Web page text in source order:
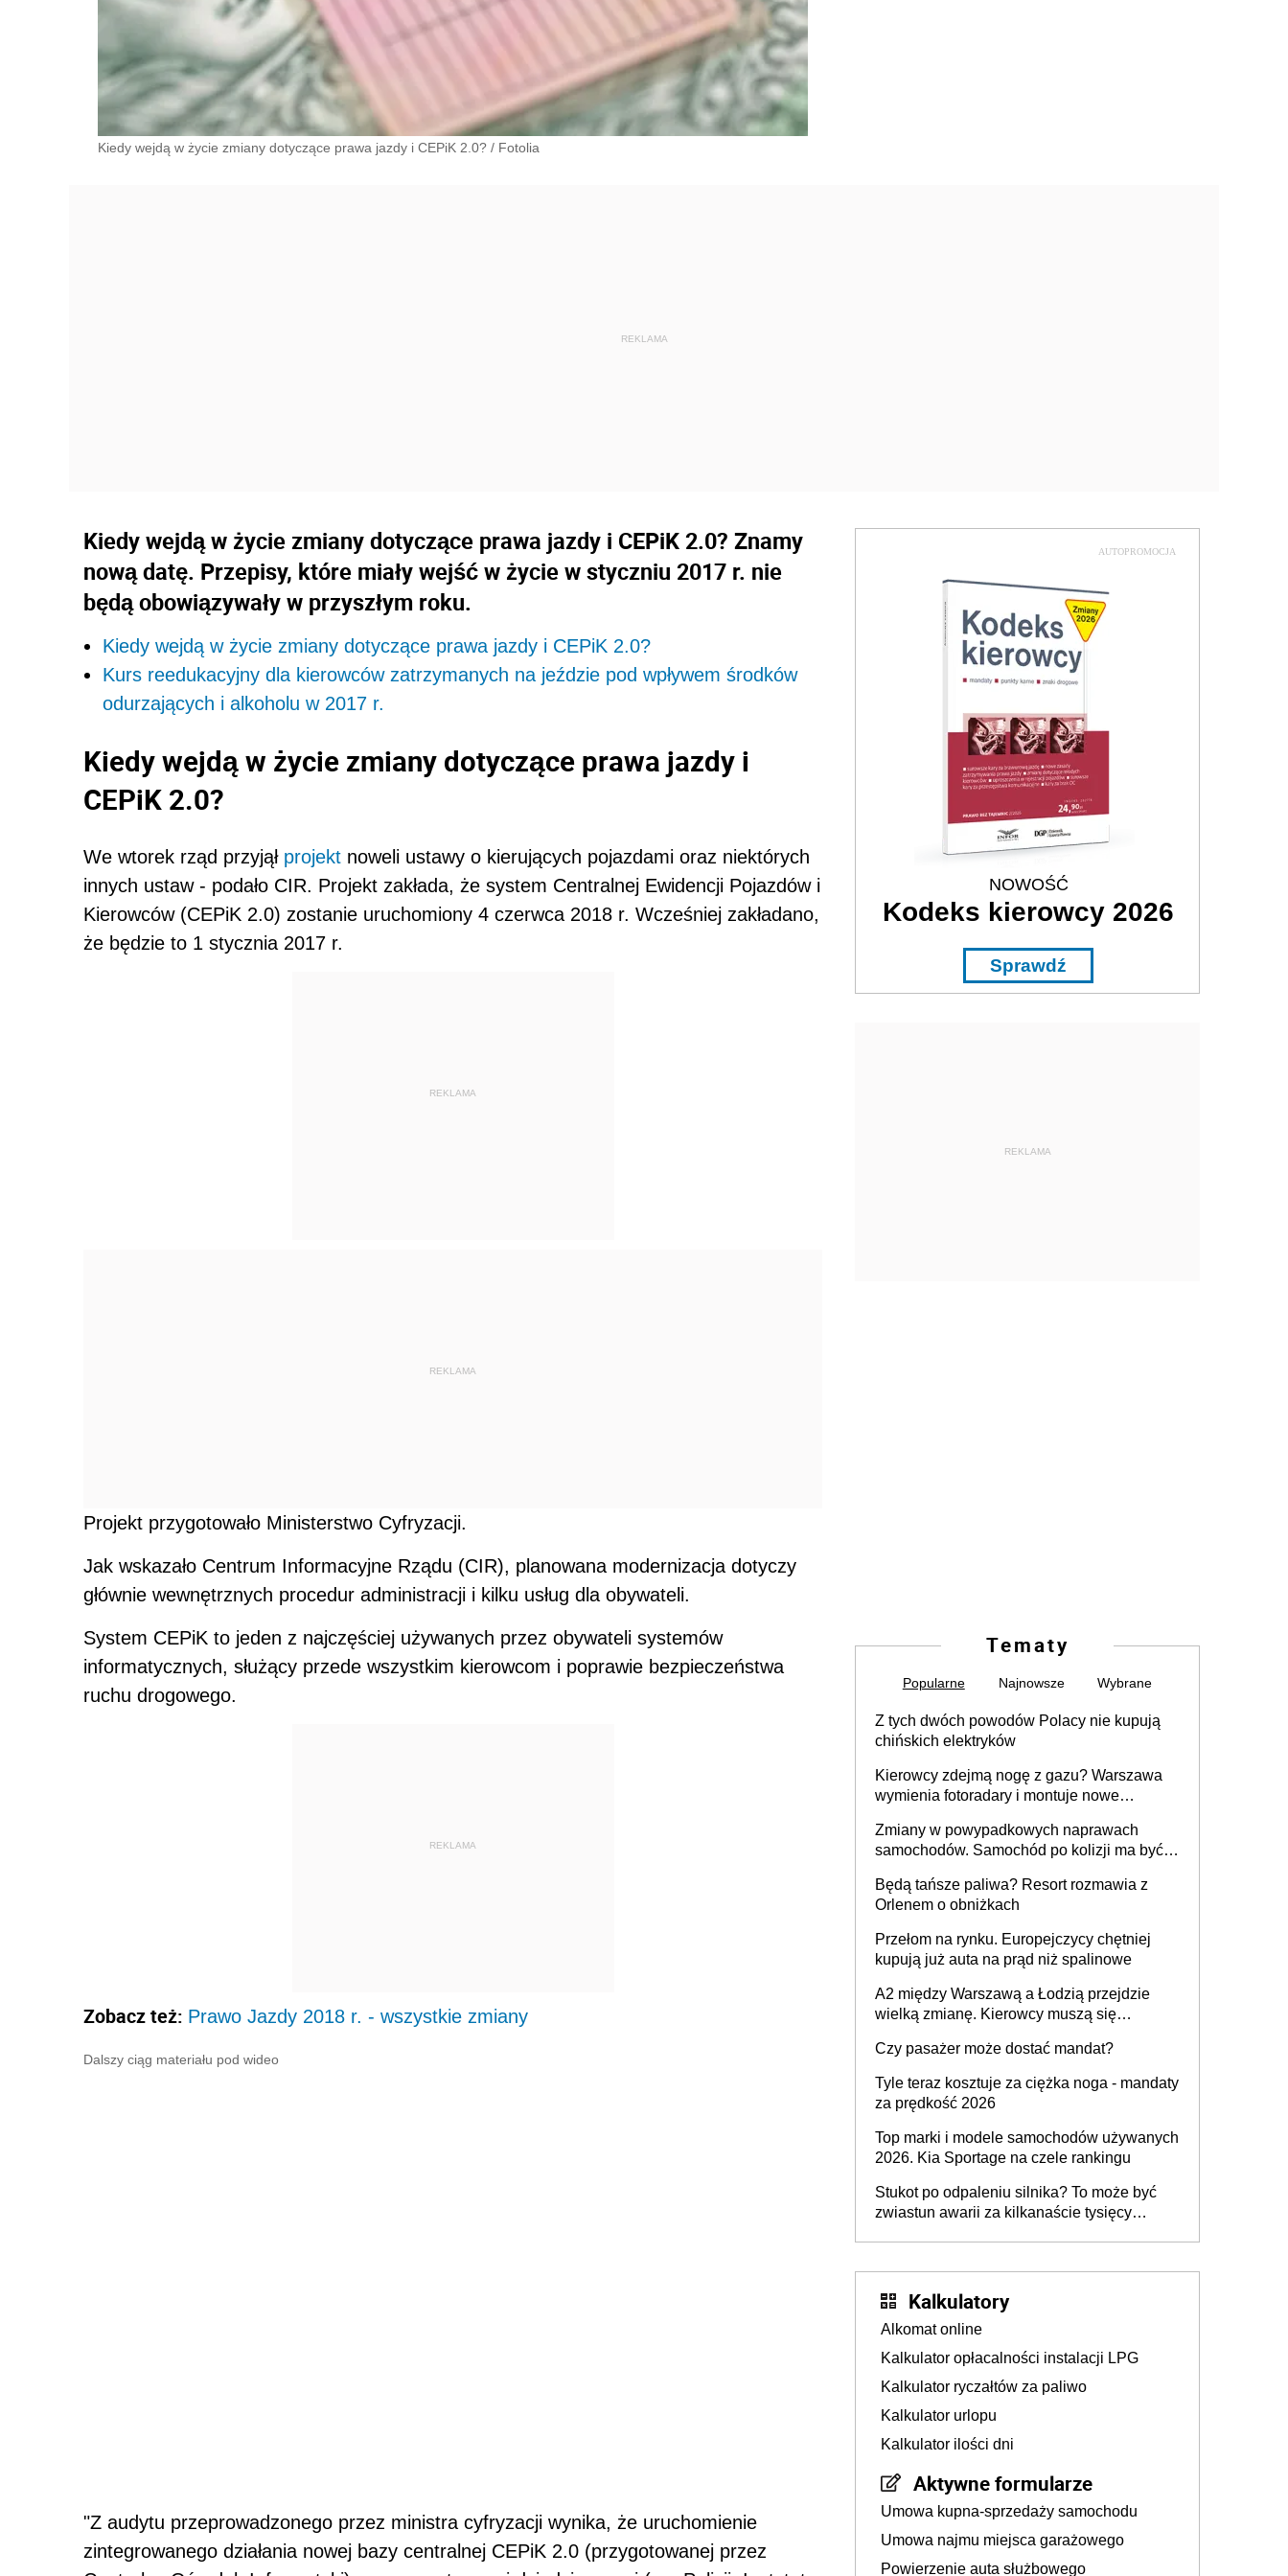
Kiedy wejdą w życie zmiany dotyczące prawa jazdy i CEPiK 2.0? / Fotolia
Kiedy wejdą w życie zmiany dotyczące prawa jazdy i CEPiK 2.0? Znamy
nową datę. Przepisy, które miały wejść w życie w styczniu 2017 r. nie
będą obowiązywały w przyszłym roku.
Kiedy wejdą w życie zmiany dotyczące prawa jazdy i CEPiK 2.0?
Kurs reedukacyjny dla kierowców zatrzymanych na jeździe pod wpływem środków
odurzających i alkoholu w 2017 r.
Kiedy wejdą w życie zmiany dotyczące prawa jazdy i
CEPiK 2.0?
We wtorek rząd przyjął projekt noweli ustawy o kierujących pojazdami oraz niektórych
innych ustaw - podało CIR. Projekt zakłada, że system Centralnej Ewidencji Pojazdów i
Kierowców (CEPiK 2.0) zostanie uruchomiony 4 czerwca 2018 r. Wcześniej zakładano,
że będzie to 1 stycznia 2017 r.
REKLAMA
REKLAMA
Projekt przygotowało Ministerstwo Cyfryzacji.
Jak wskazało Centrum Informacyjne Rządu (CIR), planowana modernizacja dotyczy
głównie wewnętrznych procedur administracji i kilku usług dla obywateli.
System CEPiK to jeden z najczęściej używanych przez obywateli systemów
informatycznych, służący przede wszystkim kierowcom i poprawie bezpieczeństwa
ruchu drogowego.
REKLAMA
Zobacz też: Prawo Jazdy 2018 r. - wszystkie zmiany
Dalszy ciąg materiału pod wideo
"Z audytu przeprowadzonego przez ministra cyfryzacji wynika, że uruchomienie
zintegrowanego działania nowej bazy centralnej CEPiK 2.0 (przygotowanej przez
AUTOPROMOCJA
NOWOŚĆ
Kodeks kierowcy 2026
Sprawdź
REKLAMA
Tematy
Popularne Najnowsze Wybrane
Z tych dwóch powodów Polacy nie kupują
chińskich elektryków
Kierowcy zdejmą nogę z gazu? Warszawa
wymienia fotoradary i montuje nowe
Zmiany w powypadkowych naprawach
samochodów. Samochód po kolizji ma być
technologią producenta
Będą tańsze paliwa? Resort rozmawia z
Orlenem o obniżkach
Przełom na rynku. Europejczycy chętniej
kupują już auta na prąd niż spalinowe
A2 między Warszawą a Łodzią przejdzie
wielką zmianę. Kierowcy muszą się
Czy pasażer może dostać mandat?
Tyle teraz kosztuje za ciężka noga - mandaty
za prędkość 2026
Top marki i modele samochodów używanych
2026. Kia Sportage na czele rankingu
Stukot po odpaleniu silnika? To może być
zwiastun awarii za kilkanaście tysięcy
Kalkulatory
Alkomat online
Kalkulator opłacalności instalacji LPG
Kalkulator ryczałtów za paliwo
Kalkulator urlopu
Kalkulator ilości dni
Aktywne formularze
Umowa kupna-sprzedaży samochodu
Umowa najmu miejsca garażowego
Powierzenie auta służbowego